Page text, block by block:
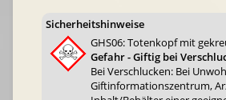
Sicherheitshinweise
GHS06: Totenkopf mit
Gefahr - Giftig bei
Bei Verschlucken: Bei
Giftinformationszentrum,